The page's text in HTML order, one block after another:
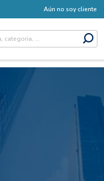
Aún no soy cliente